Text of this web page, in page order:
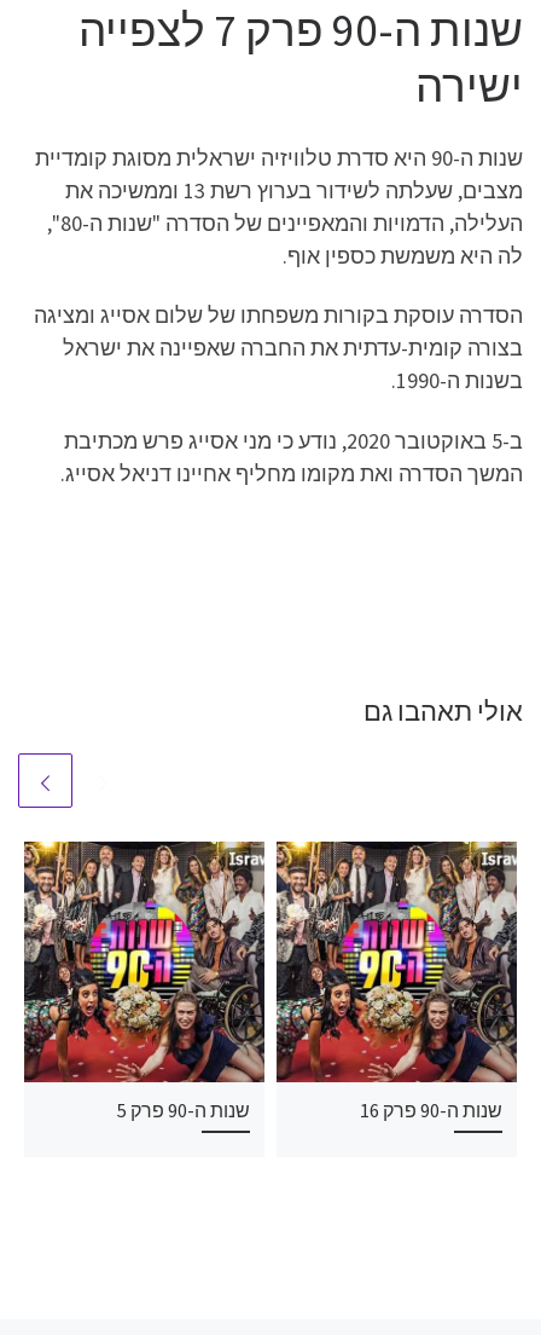
שנות ה-90 פרק 7 לצפייה
ישירה
שנות ה-90 היא סדרת טלוויזיה ישראלית מסוגת קומדיית
מצבים, שעלתה לשידור בערוץ רשת 13 וממשיכה את
העלילה, הדמויות והמאפיינים של הסדרה "שנות ה-80",
לה היא משמשת כספין אוף.
הסדרה עוסקת בקורות משפחתו של שלום אסייג ומציגה
בצורה קומית-עדתית את החברה שאפיינה את ישראל
בשנות ה-1990.
ב-5 באוקטובר 2020, נודע כי מני אסייג פרש מכתיבת
המשך הסדרה ואת מקומו מחליף אחיינו דניאל אסייג.
אולי תאהבו גם
שנות ה-90 פרק 5 שנות ה-90 פרק 16